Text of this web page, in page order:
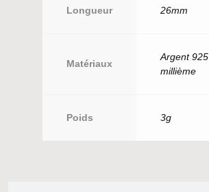
Longueur 26mm
Matériaux
Argent 925
millième
Poids 3g